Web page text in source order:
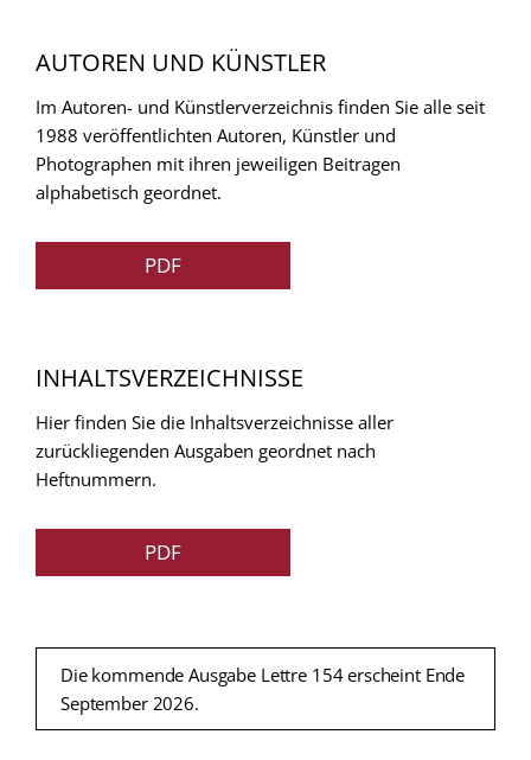
AUTOREN UND KÜNSTLER
Im Autoren- und Künstlerverzeichnis finden Sie alle seit
1988 veröffentlichten Autoren, Künstler und
Photographen mit ihren jeweiligen Beitragen
alphabetisch geordnet.
PDF
INHALTSVERZEICHNISSE
Hier finden Sie die Inhaltsverzeichnisse aller
zurückliegenden Ausgaben geordnet nach
Heftnummern.
PDF
Die kommende Ausgabe Lettre 154 erscheint Ende
September 2026.